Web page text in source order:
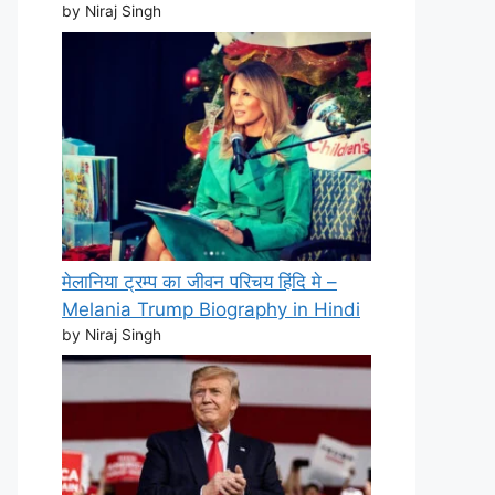
by Niraj Singh
मेलानिया ट्रम्प का जीवन परिचय हिंदि मे –
Melania Trump Biography in Hindi
by Niraj Singh